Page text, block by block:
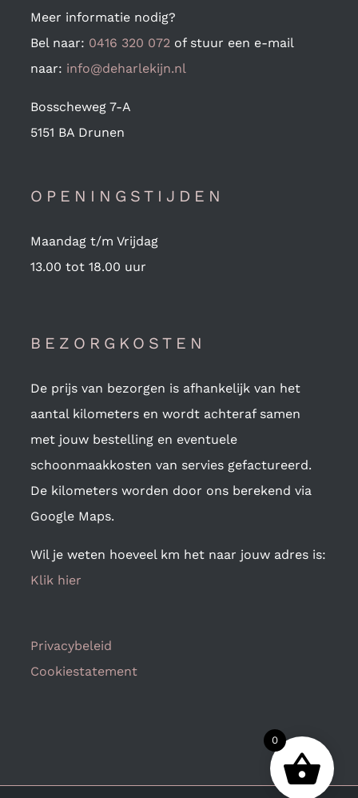
Meer informatie nodig?
Bel naar: 0416 320 072of stuur een e-mail
naar: info@deharlekijn.nl
Bosscheweg 7-A
5151 BA Drunen
OPENINGSTIJDEN
Maandag t/m Vrijdag
13.00 tot 18.00 uur
BEZORGKOSTEN
De prijs van bezorgen is afhankelijk van het
aantal kilometers en wordt achteraf samen
met jouw bestelling en eventuele
schoonmaakkosten van servies gefactureerd.
De kilometers worden door ons berekend via
Google Maps.
Wil je weten hoeveel km het naar jouw adres is:
Klik hier
Privacybeleid
Cookiestatement
0